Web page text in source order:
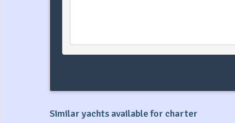
Similar yachts available for charter